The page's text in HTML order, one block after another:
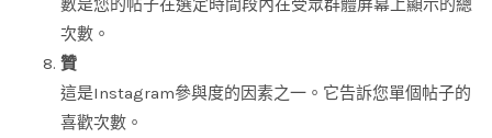
數是您的帖子在選定時間段內在受眾群體屏幕上顯示的總
次數。
贊
這是Instagram參與度的因素之一。它告訴您單個帖子的
喜歡次數。